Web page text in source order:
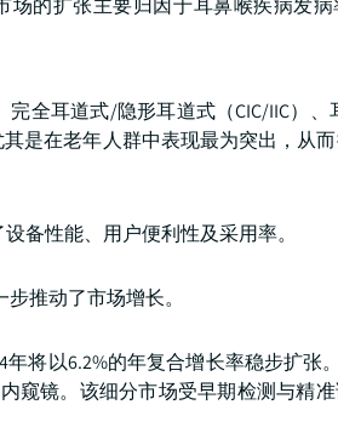
全耳道式/隐形耳道式（CIC/IIC）、
是在老年人群中表现最为突出，从
备性能、用户便利性及采用率。
推动了市场增长。
将以6.2%的年复合增长率稳步扩张
窥镜。该细分市场受早期检测与精